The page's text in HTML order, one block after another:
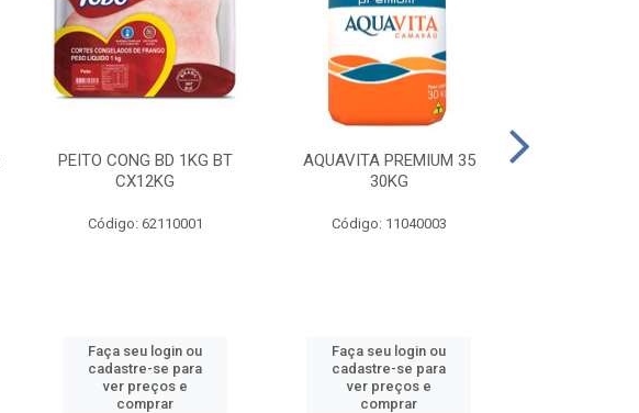
PEITO CONG BD 1KG BT
CX12KG
Código: 62110001
Faça seu login ou
cadastre-se para
ver preços e
comprar
AQUAVITA PREMIUM 35
30KG
Código: 11040003
Faça seu login ou
cadastre-se para
ver preços e
comprar